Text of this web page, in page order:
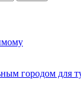
городом для